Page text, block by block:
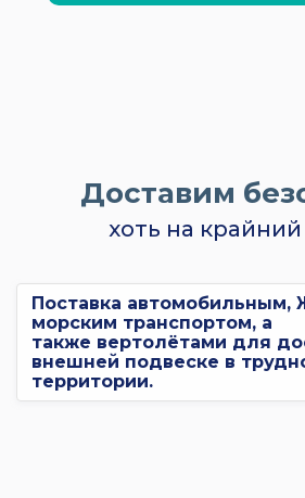
Доставим
хоть на
Поставка
морским транспортом, а
также вертолётами для
внешней подвеске в
территории.